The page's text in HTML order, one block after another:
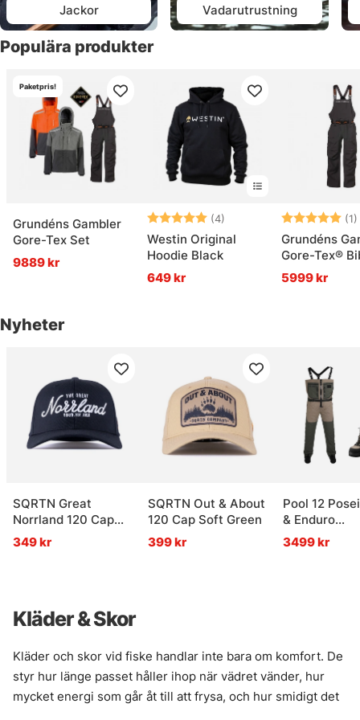
Jackor Vadarutrustning
Populära produkter
Paketpris!
Grundéns Gambler
Gore-Tex Set
9889 kr
Betyg: (4)
5.0 utav 5 stjärnor
Westin Original
Hoodie Black
649 kr
Betyg: (1)
Grundéns
Gore-Tex®
Anchor
5999 kr
Nyheter
SQRTN Great
Norrland 120 Cap
Black
349 kr
SQRTN Out & About
120 Cap Soft Green
399 kr
Pool 12
& Enduro
Vadarpaket
3499 kr
Kläder & Skor
Kläder och skor vid fiske handlar inte bara om komfort. De
styr hur länge passet håller ihop när vädret vänder, hur
mycket energi som går åt till att frysa, och hur smidigt det